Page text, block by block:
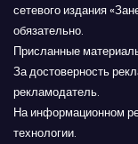
сетевого издания
обязательно.
Присланные
За достоверность
рекламодатель.
На информационном
технологии.